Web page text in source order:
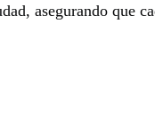
asegurando que